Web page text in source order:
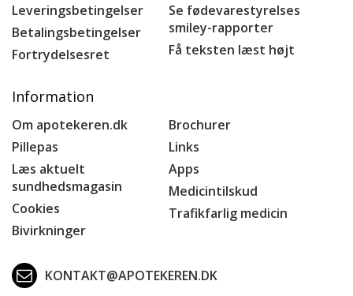
Leveringsbetingelser
Betalingsbetingelser
Fortrydelsesret
Se fødevarestyrelses
smiley-rapporter
Få teksten læst højt
Information
Om apotekeren.dk
Pillepas
Læs aktuelt
sundhedsmagasin
Cookies
Bivirkninger
Brochurer
Links
Apps
Medicintilskud
Trafikfarlig medicin
KONTAKT@APOTEKEREN.DK